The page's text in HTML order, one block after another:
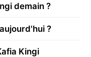
demain ?
?
Kingi